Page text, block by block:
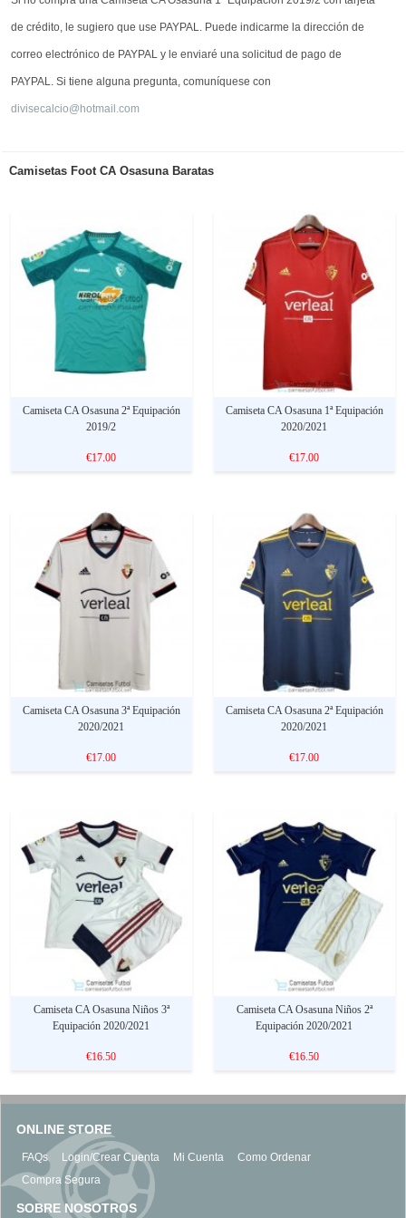
de crédito, le sugiero que use PAYPAL. Puede indicarme la dirección de
correo electrónico de PAYPAL y le enviaré una solicitud de pago de
PAYPAL. Si tiene alguna pregunta, comuníquese con
divisecalcio@hotmail.com
Camisetas Foot CA Osasuna Baratas
Camiseta CA Osasuna 2ª Equipación
2019/2
€17.00
Camiseta CA Osasuna 1ª Equipación
2020/2021
€17.00
Camiseta CA Osasuna 3ª Equipación
2020/2021
€17.00
Camiseta CA Osasuna 2ª Equipación
2020/2021
€17.00
Camiseta CA Osasuna Niños 3ª
Equipación 2020/2021
€16.50
Camiseta CA Osasuna Niños 2ª
Equipación 2020/2021
€16.50
ONLINE STORE
FAQs Login/Crear Cuenta Mi Cuenta
Como Ordenar
Compra Segura
SOBRE NOSOTROS